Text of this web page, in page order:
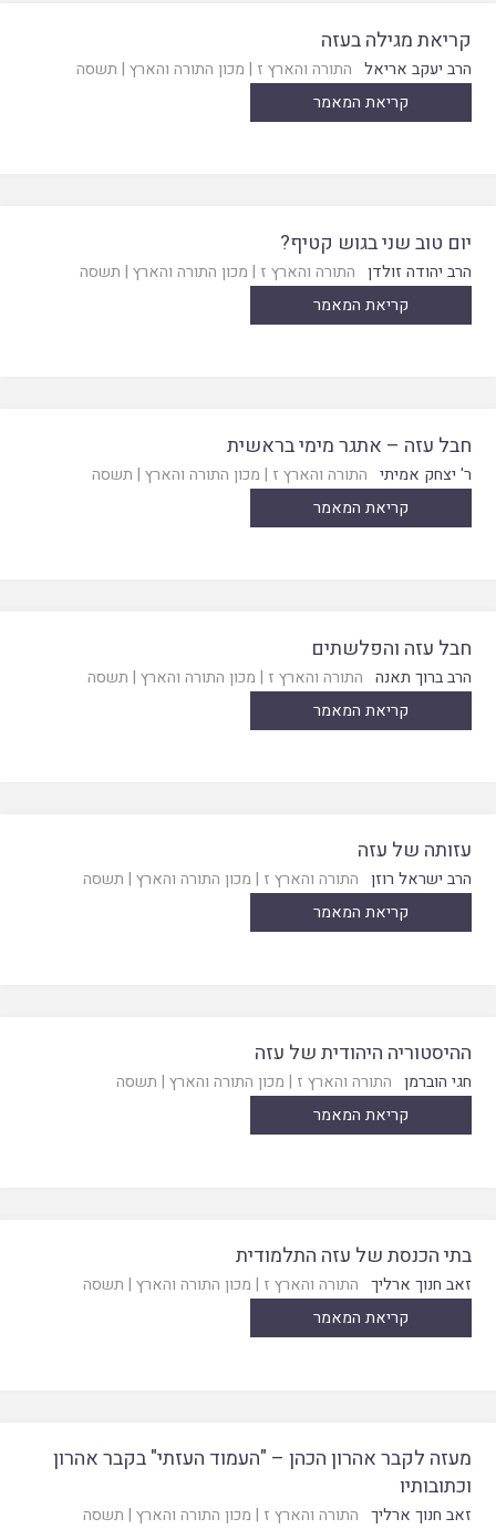
קריאת מגילה בעזה
הרב יעקב אריאל התורה והארץ ז | מכון התורה והארץ | תשסה
קריאת המאמר
יום טוב שני בגוש קטיף?
הרב יהודה זולדן התורה והארץ ז | מכון התורה והארץ | תשסה
קריאת המאמר
חבל עזה – אתגר מימי בראשית
ר' יצחק אמיתי התורה והארץ ז | מכון התורה והארץ | תשסה
קריאת המאמר
חבל עזה והפלשתים
הרב ברוך תאנה התורה והארץ ז | מכון התורה והארץ | תשסה
קריאת המאמר
עזותה של עזה
הרב ישראל רוזן התורה והארץ ז | מכון התורה והארץ | תשסה
קריאת המאמר
ההיסטוריה היהודית של עזה
חגי הוברמן התורה והארץ ז | מכון התורה והארץ | תשסה
קריאת המאמר
בתי הכנסת של עזה התלמודית
זאב חנוך ארליך התורה והארץ ז | מכון התורה והארץ | תשסה
קריאת המאמר
מעזה לקבר אהרון הכהן – "העמוד העזתי" בקבר אהרון
וכתובותיו
זאב חנוך ארליך התורה והארץ ז | מכון התורה והארץ | תשסה